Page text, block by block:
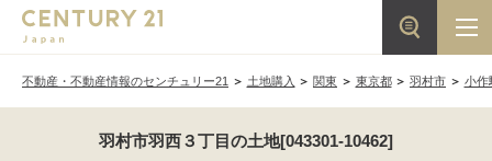
不動産・不動産情報のセンチュリー21 土地購入 関東 東京都 羽村市 小作
羽村市羽西３丁目の土地[043301-10462]